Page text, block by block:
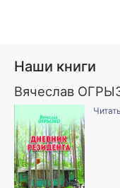
Наши книги
Вячеслав